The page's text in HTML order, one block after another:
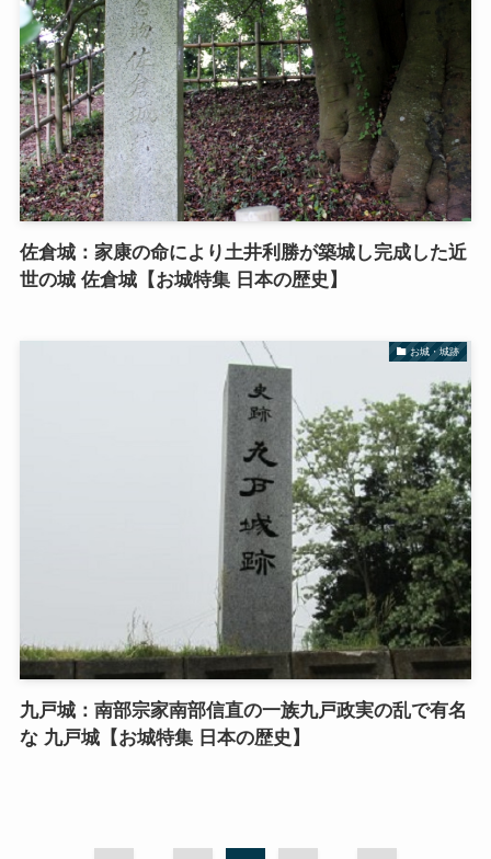
佐倉城：家康の命により土井利勝が築城し完成した近
世の城 佐倉城【お城特集 日本の歴史】
お城・城跡
九戸城：南部宗家南部信直の一族九戸政実の乱で有名
な 九戸城【お城特集 日本の歴史】